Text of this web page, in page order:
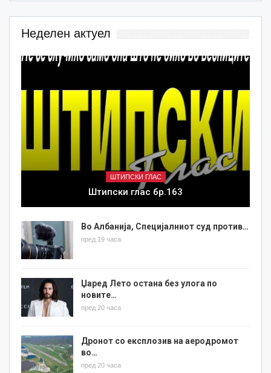
Неделен актуел
ШТИПСКИ ГЛАС
Штипски глас бр.163
Во Албанија, Специјалниот суд против…
пред 19 часа
Џаред Лето остана без улога по
новите…
пред 20 часа
Дронот со експлозив на аеродромот
во…
пред 20 часа